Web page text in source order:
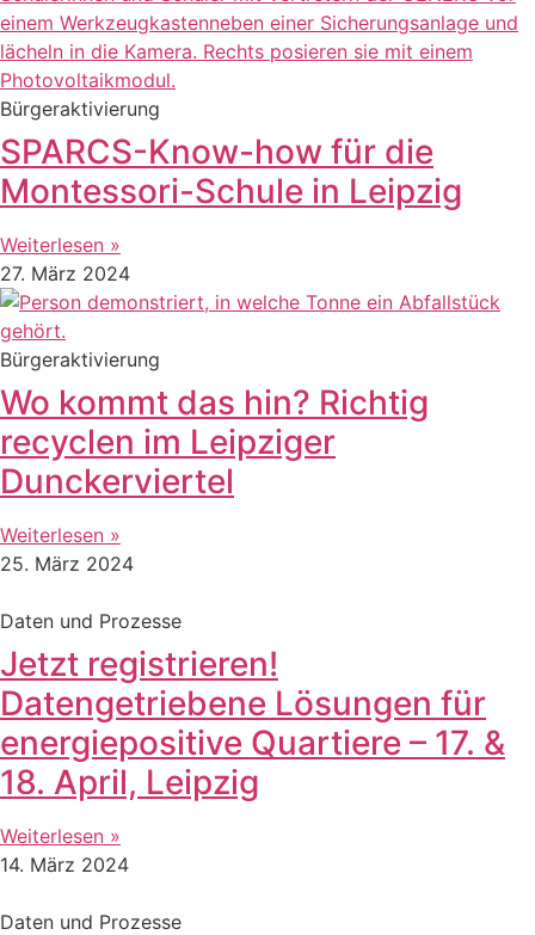
Bürgeraktivierung
SPARCS-Know-how für die
Montessori-Schule in Leipzig
Weiterlesen »
27. März 2024
Bürgeraktivierung
Wo kommt das hin? Richtig
recyclen im Leipziger
Dunckerviertel
Weiterlesen »
25. März 2024
Daten und Prozesse
Jetzt registrieren!
Datengetriebene Lösungen für
energiepositive Quartiere – 17. &
18. April, Leipzig
Weiterlesen »
14. März 2024
Daten und Prozesse